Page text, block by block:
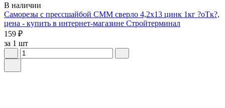
В наличии
Саморезы с прессшайбой СММ сверло 4,2х13 цинк 1кг ?оТк?,
цена - купить в интернет-магазине Стройтерминал
159 ₽
за 1 шт